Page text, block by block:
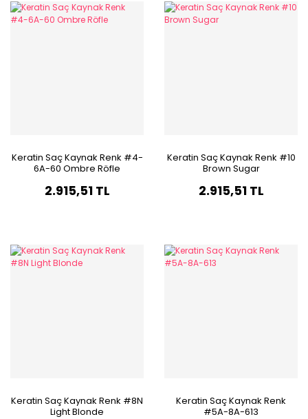
Keratin Saç Kaynak Renk #4-
6A-60 Ombre Röfle
2.915,51 TL
Keratin Saç Kaynak Renk #10
Brown Sugar
2.915,51 TL
Keratin Saç Kaynak Renk #8N
Light Blonde
Keratin Saç Kaynak Renk
#5A-8A-613